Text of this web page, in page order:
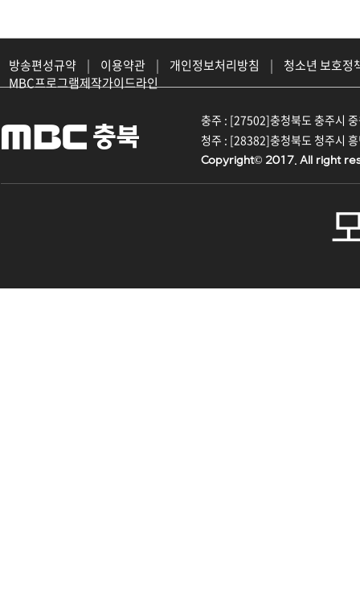
방송편성규약 | 이용약관 | 개인정보처리방침 |
청소년 보호정
MBC프로그램제작가이드라인
충주 : [27502]충청북도 충주시
청주 : [28382]충청북도 청주시
Copyright© 2017. All right